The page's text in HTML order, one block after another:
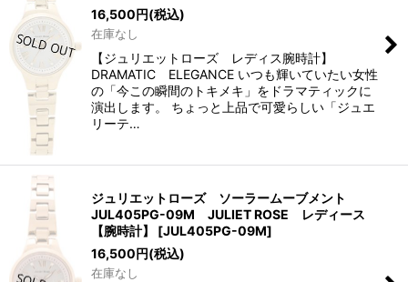
16,500円(税込)
在庫なし
【ジュリエットローズ レディス腕時計】
DRAMATIC ELEGANCE いつも輝いていたい女性
の「今この瞬間のトキメキ」をドラマティックに
演出します。 ちょっと上品で可愛らしい「ジュエ
リーテ…
ジュリエットローズ ソーラームーブメント
JUL405PG-09M JULIET ROSE レディース
【腕時計】
[JUL405PG-09M]
16,500円(税込)
在庫なし